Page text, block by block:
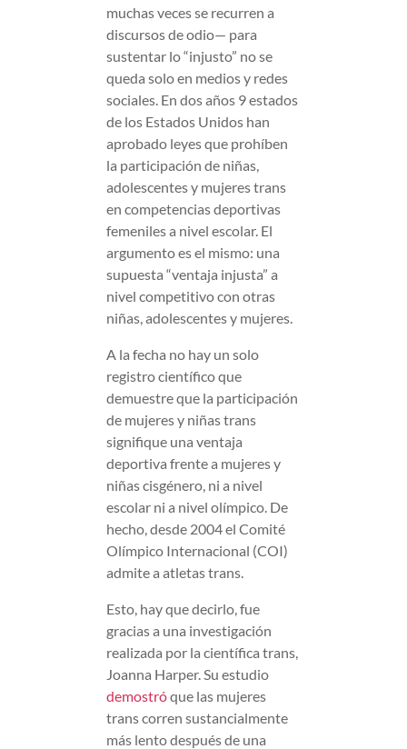
muchas veces se recurren a
discursos de odio— para
sustentar lo “injusto” no se
queda solo en medios y redes
sociales. En dos años 9 estados
de los Estados Unidos han
aprobado leyes que prohíben
la participación de niñas,
adolescentes y mujeres trans
en competencias deportivas
femeniles a nivel escolar. El
argumento es el mismo: una
supuesta “ventaja injusta” a
nivel competitivo con otras
niñas, adolescentes y mujeres.
A la fecha no hay un solo
registro científico que
demuestre que la participación
de mujeres y niñas trans
signifique una ventaja
deportiva frente a mujeres y
niñas cisgénero, ni a nivel
escolar ni a nivel olímpico. De
hecho, desde 2004 el Comité
Olímpico Internacional (COI)
admite a atletas trans.
Esto, hay que decirlo, fue
gracias a una investigación
realizada por la científica trans,
Joanna Harper. Su estudio
demostróque las mujeres
trans corren sustancialmente
más lento después de una